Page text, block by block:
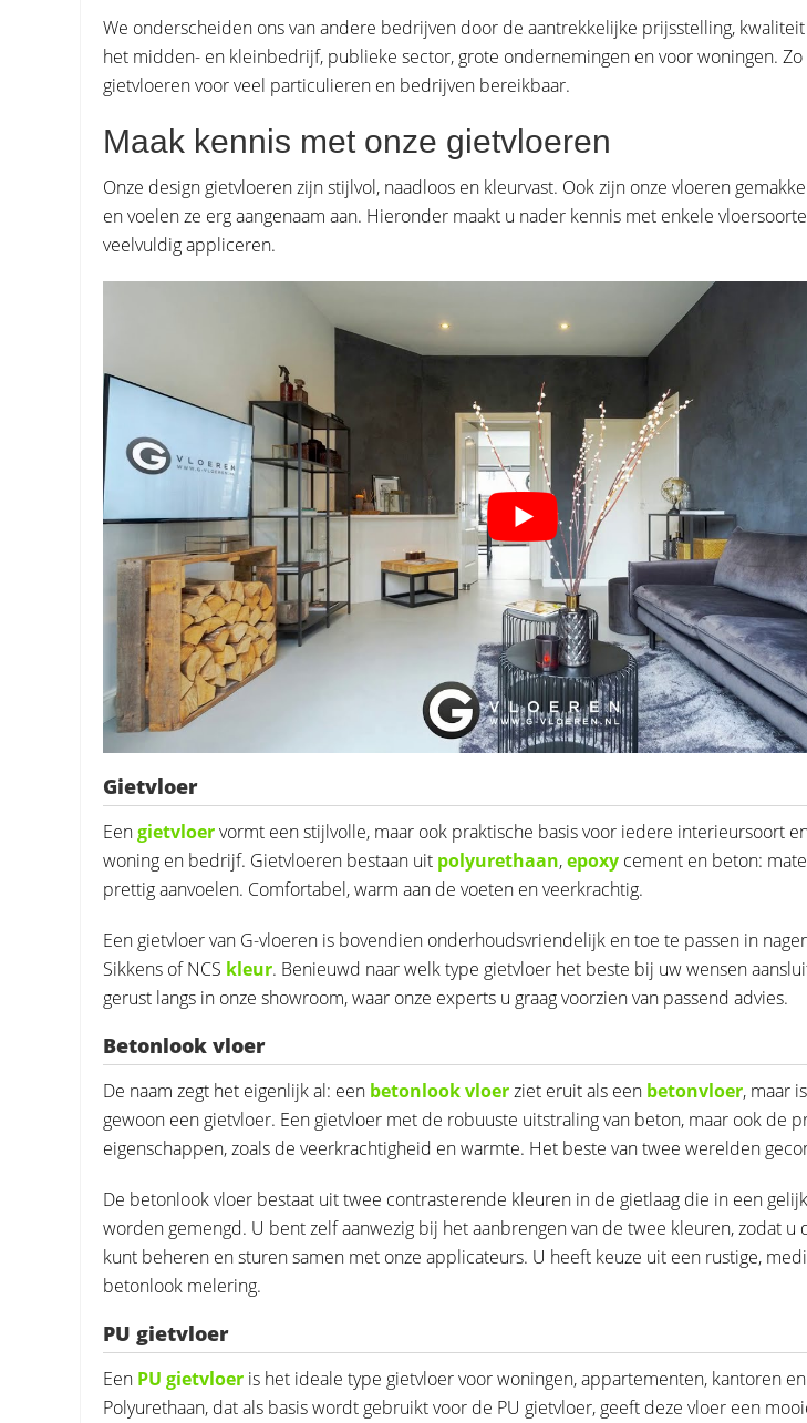
We onderscheiden ons van andere bedrijven door de aantrekkelijke prijsstelling,
het midden- en kleinbedrijf, publieke sector, grote ondernemingen en voor woningen.
gietvloeren voor veel particulieren en bedrijven bereikbaar.
Maak kennis met onze gietvloeren
Onze design gietvloeren zijn stijlvol, naadloos en kleurvast. Ook zijn onze vloeren
en voelen ze erg aangenaam aan. Hieronder maakt u nader kennis met enkele
veelvuldig appliceren.
Gietvloer
Eengietvloervormt een stijlvolle, maar ook praktische basis voor iedere interieursoort
woning en bedrijf. Gietvloeren bestaan uit polyurethaan,epoxy cement en beton:
prettig aanvoelen. Comfortabel, warm aan de voeten en veerkrachtig.
Een gietvloer van G-vloeren is bovendien onderhoudsvriendelijk en toe te passen in
Sikkens of NCS kleur. Benieuwd naar welk type gietvloer het beste bij uw wensen
gerust langs in onze showroom, waar onze experts u graag voorzien van passend advies.
Betonlook vloer
De naam zegt het eigenlijk al: een betonlook vloerziet eruit als een betonvloer, maar
gewoon een gietvloer. Een gietvloer met de robuuste uitstraling van beton, maar ook de
eigenschappen, zoals de veerkrachtigheid en warmte. Het beste van twee werelden
De betonlook vloer bestaat uit twee contrasterende kleuren in de gietlaag die in een
worden gemengd. U bent zelf aanwezig bij het aanbrengen van de twee kleuren, zodat u
kunt beheren en sturen samen met onze applicateurs. U heeft keuze uit een rustige,
betonlook melering.
PU gietvloer
Een PU gietvloer is het ideale type gietvloer voor woningen, appartementen, kantoren
Polyurethaan, dat als basis wordt gebruikt voor de PU gietvloer, geeft deze vloer een